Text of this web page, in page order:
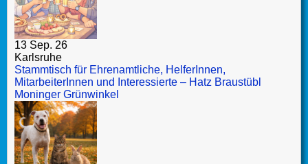
13 Sep. 26
Karlsruhe
Stammtisch für Ehrenamtliche, HelferInnen,
MitarbeiterInnen und Interessierte – Hatz Braustübl
Moninger Grünwinkel